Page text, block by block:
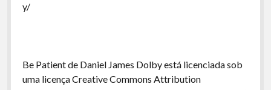
y/
Be Patient de Daniel James Dolby está licenciada sob
uma licença Creative Commons Attribution